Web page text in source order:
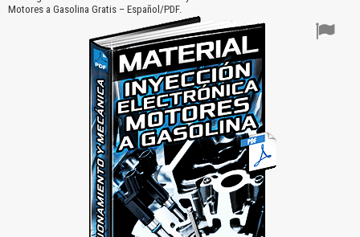
Motores a Gasolina Gratis – Español/PDF.